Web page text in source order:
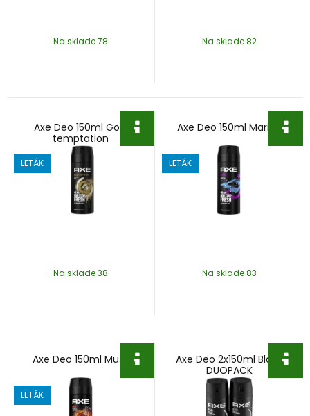
Na sklade 78 Na sklade 82
Axe Deo 150ml Gold
temptation
LETÁK
Na sklade 38
Axe Deo 150ml Marine
LETÁK
Na sklade 83
Axe Deo 150ml Musk
LETÁK
Axe Deo 2x150ml Black
DUOPACK